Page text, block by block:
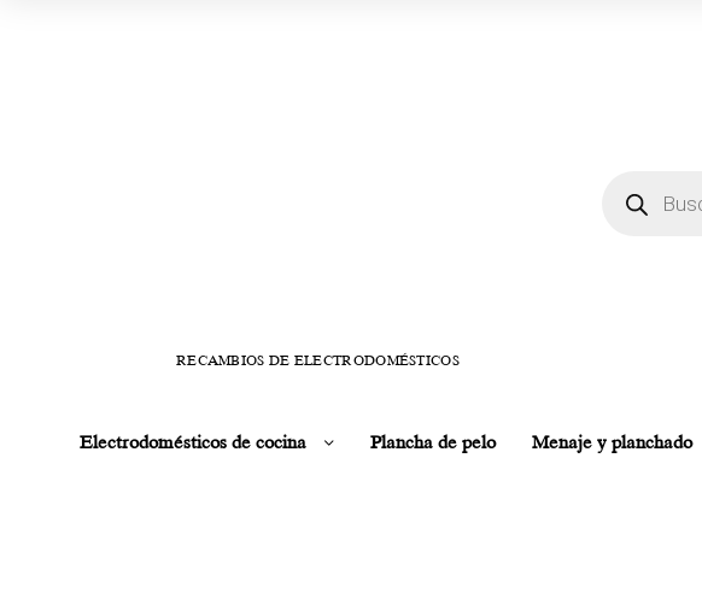
RECAMBIOS DE ELECTRODOMÉSTICOS
Electrodomésticos de cocina Plancha de pelo Menaje y planchado